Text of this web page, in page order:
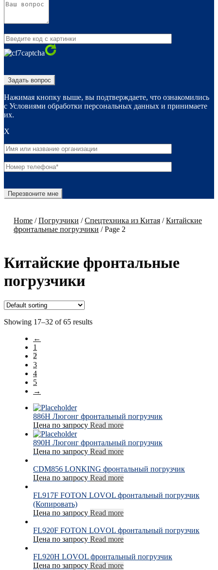
Нажимая кнопку выше, вы подтверждаете, что ознакомились
с Условиями обработки персональных данных и принимаете
их.
X
Home /Погрузчики /Спецтехника из Китая /Китайские
фронтальные погрузчики /Page 2
Китайские фронтальные
погрузчики
Showing 17–32 of 65 results
←
1
2
3
4
5
→
886H Люгонг фронтальный погрузчик
Цена по запросу Read more
890H Люгонг фронтальный погрузчик
Цена по запросу Read more
CDM856 LONKING фронтальный погрузчик
Цена по запросу Read more
FL917F FOTON LOVOL фронтальный погрузчик
(Копировать)
Цена по запросу Read more
FL920F FOTON LOVOL фронтальный погрузчик
Цена по запросу Read more
FL920H LOVOL фронтальный погрузчик
Цена по запросу Read more